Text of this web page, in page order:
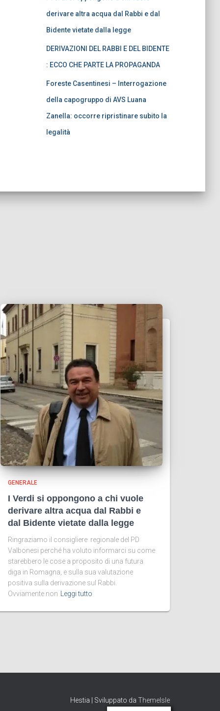
derivare altra acqua dal Rabbi e dal
Bidente vietate dalla legge
DERIVAZIONI DEL RABBI E DEL BIDENTE
: ECCO CHE PARTE LA PROPAGANDA
Foreste Casentinesi – Interrogazione
della capogruppo di AVS Luana
Zanella: occorre ripristinare subito la
legalità
GENERALE
I Verdi si oppongono a chi vuole
derivare altra acqua dal Rabbi e
dal Bidente vietate dalla legge
Ringraziamo il consigliere regionale del PD
Valbonesi perché ha voluto informarci su come
starebbero le cose a proposito di una futura
diga in Romagna, e sulla sua valutazione
positiva sulla derivazione sul Rabbi.
Ovviamente non
Leggi tutto
Hestia | Sviluppato da ThemeIsle